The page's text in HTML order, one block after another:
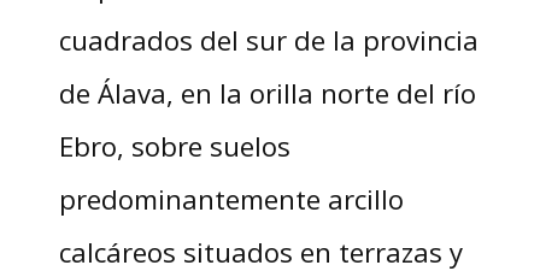
cuadrados del sur de la provincia
de Álava, en la orilla norte del río
Ebro, sobre suelos
predominantemente arcillo
calcáreos situados en terrazas y